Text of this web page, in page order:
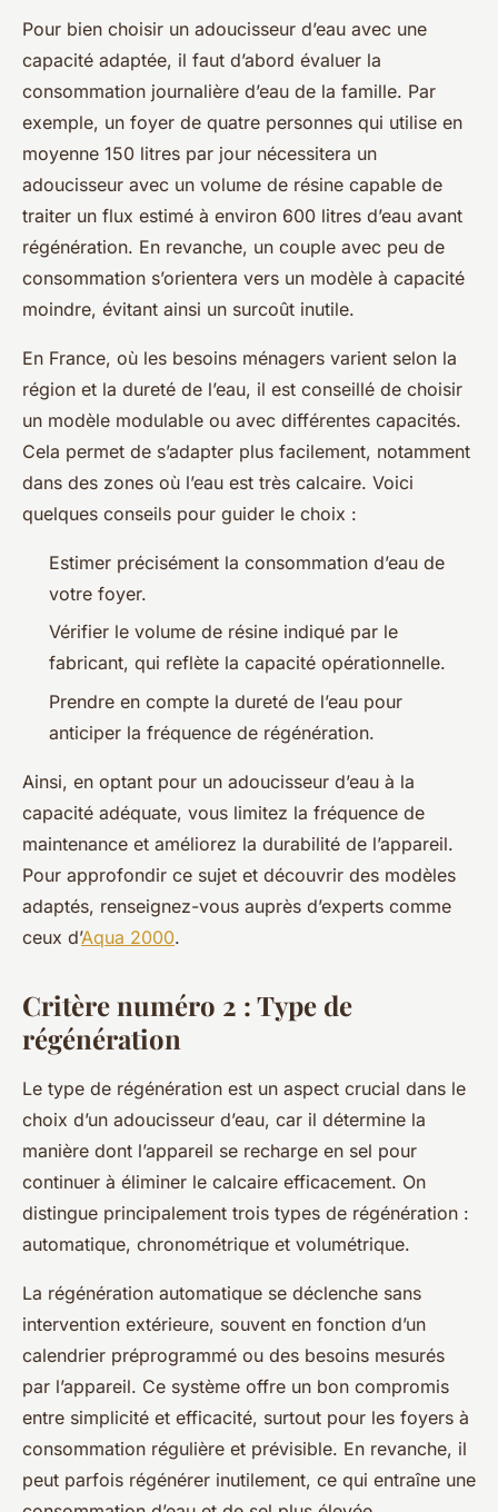
Pour bien choisir un adoucisseur d’eau avec une
capacité adaptée, il faut d’abord évaluer la
consommation journalière d’eau de la famille. Par
exemple, un foyer de quatre personnes qui utilise en
moyenne 150 litres par jour nécessitera un
adoucisseur avec un volume de résine capable de
traiter un flux estimé à environ 600 litres d’eau avant
régénération. En revanche, un couple avec peu de
consommation s’orientera vers un modèle à capacité
moindre, évitant ainsi un surcoût inutile.
En France, où les besoins ménagers varient selon la
région et la dureté de l’eau, il est conseillé de choisir
un modèle modulable ou avec différentes capacités.
Cela permet de s’adapter plus facilement, notamment
dans des zones où l’eau est très calcaire. Voici
quelques conseils pour guider le choix :
Estimer précisément la consommation d’eau de
votre foyer.
Vérifier le volume de résine indiqué par le
fabricant, qui reflète la capacité opérationnelle.
Prendre en compte la dureté de l’eau pour
anticiper la fréquence de régénération.
Ainsi, en optant pour un adoucisseur d’eau à la
capacité adéquate, vous limitez la fréquence de
maintenance et améliorez la durabilité de l’appareil.
Pour approfondir ce sujet et découvrir des modèles
adaptés, renseignez-vous auprès d’experts comme
ceux d’Aqua 2000.
Critère numéro 2 : Type de
régénération
Le type de régénération est un aspect crucial dans le
choix d’un adoucisseur d’eau, car il détermine la
manière dont l’appareil se recharge en sel pour
continuer à éliminer le calcaire efficacement. On
distingue principalement trois types de régénération :
automatique, chronométrique et volumétrique.
La régénération automatique se déclenche sans
intervention extérieure, souvent en fonction d’un
calendrier préprogrammé ou des besoins mesurés
par l’appareil. Ce système offre un bon compromis
entre simplicité et efficacité, surtout pour les foyers à
consommation régulière et prévisible. En revanche, il
peut parfois régénérer inutilement, ce qui entraîne une